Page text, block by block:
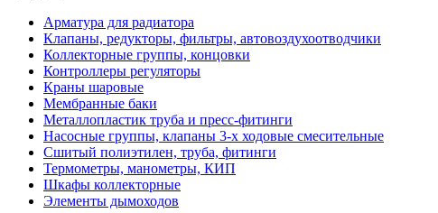
Арматура для радиатора
Клапаны, редукторы, фильтры, автовоздухоотводчики
Коллекторные группы, концовки
Контроллеры регуляторы
Краны шаровые
Мембранные баки
Металлопластик труба и пресс-фитинги
Насосные группы, клапаны 3-х ходовые смесительные
Сшитый полиэтилен, труба, фитинги
Термометры, манометры, КИП
Шкафы коллекторные
Элементы дымоходов